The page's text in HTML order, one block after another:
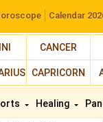
Calendar
CANCER
CAPRICORN
Healing